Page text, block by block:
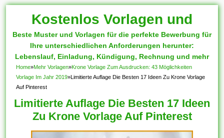
Kostenlos Vorlagen und
Muster
Beste Muster und Vorlagen für die perfekte Bewerbung für
Ihre unterschiedlichen Anforderungen herunter:
Lebenslauf, Einladung, Kündigung, Rechnung und mehr
Home»Mehr Vorlagen»Krone Vorlage Zum Ausdrucken: 43 Möglichkeiten
Vorlage Im Jahr 2019»Limitierte Auflage Die Besten 17 Ideen Zu Krone Vorlage
Auf Pinterest
Limitierte Auflage Die Besten 17 Ideen
Zu Krone Vorlage Auf Pinterest